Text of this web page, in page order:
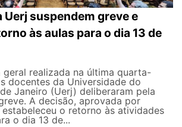
Uerj suspendem greve e
às aulas para o dia 13 de
geral realizada na última quarta-
docentes da Universidade do
Janeiro (Uerj) deliberaram pela
A decisão, aprovada por
estabeleceu o retorno às atividades
o dia 13 de...